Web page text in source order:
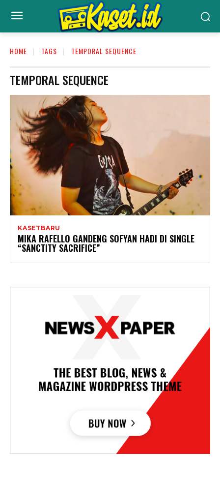
HOME TAGS TEMPORAL SEQUENCE
TEMPORAL SEQUENCE
KASETBARU
MIKA RAFELLO GANDENG SOFYAN HADI DI SINGLE
“SANCTITY SACRIFICE”